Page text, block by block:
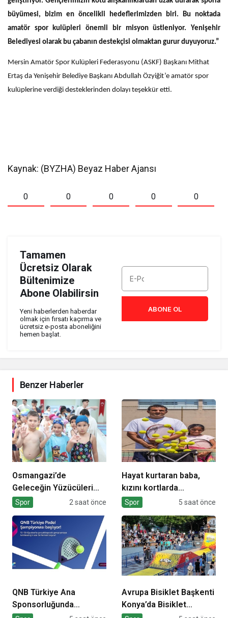
büyümesi, bizim en öncelikli hedeflerimizden biri. Bu noktada
amatör spor kulüpleri önemli bir misyon üstleniyor. Yenişehir
Belediyesi olarak bu çabanın destekçisi olmaktan gurur duyuyoruz.”
Mersin Amatör Spor Kulüpleri Federasyonu (ASKF) Başkanı Mithat
Ertaş da Yenişehir Belediye Başkanı Abdullah Özyiğit’e amatör spor
kulüplerine verdiği desteklerinden dolayı teşekkür etti.
Kaynak: (BYZHA) Beyaz Haber Ajansı
0 0 0 0 0
Tamamen
Ücretsiz Olarak
Bültenimize
Abone Olabilirsin
Yeni haberlerden haberdar
olmak için fırsatı kaçırma ve
ücretsiz e-posta aboneliğini
hemen başlat.
ABONE OL
Benzer Haberler
Osmangazi’de
Geleceğin Yüzücüleri
Sertifikalarını Aldı
Spor 2 saat önce
Hayat kurtaran baba,
kızını kortlarda
şampiyonluğa hazırlıyor
Spor 5 saat önce
QNB Türkiye Ana
Sponsorluğunda
Avrupa Bisiklet Başkenti
Konya’da Bisiklet